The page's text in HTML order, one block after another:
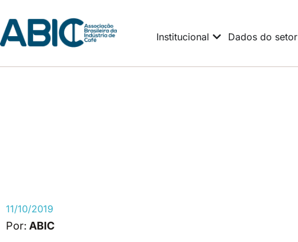
Institucional Dados do setor
11/10/2019
ABIC